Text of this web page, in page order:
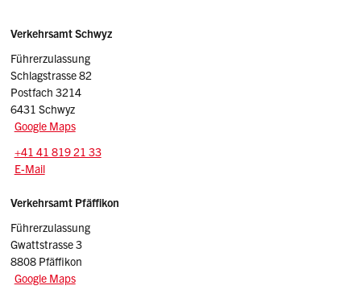
Chauffeurzulassungsverordnung (CZV)
Sidebar
Adressen
Verkehrsamt Schwyz
Führerzulassung
Schlagstrasse 82
Postfach 3214
6431 Schwyz
Google Maps
Tel.:
+41 41 819 21 33
E-Mail: adminfa.vasz
E-Mail
Verkehrsamt Pfäffikon
Führerzulassung
Gwattstrasse 3
8808 Pfäffikon
Google Maps